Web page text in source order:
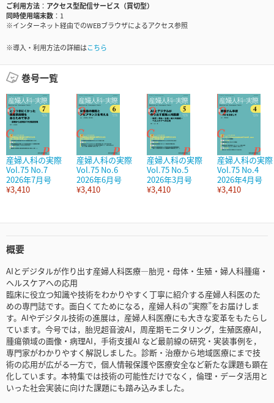
ご利用方法
アクセス型配信サービス（買切型）
同時使用端末数
1
※インターネット経由でのWEBブラウザによるアクセス参照
※導入・利用方法の詳細はこちら
巻号一覧
産婦人科の実際
Vol.75 No.7
2026年7月号
¥3,410
産婦人科の実際
Vol.75 No.6
2026年6月号
¥3,410
産婦人科の実際
Vol.75 No.5
2026年3月号
¥3,410
産婦人科の実際
Vol.75 No.4
2026年4月号
¥3,410
概要
AIとデジタルが作り出す産婦人科医療―胎児・母体・生殖・婦人科腫瘍・
ヘルスケアへの応用
臨床に役立つ知識や技術をわかりやすく丁寧に紹介する産婦人科医のた
めの専門誌です。面白くてためになる，産婦人科の“実際”をお届けしま
す。AIやデジタル技術の進展は，産婦人科医療にも大きな変革をもたらし
ています。今号では，胎児超音波AI，周産期モニタリング，生殖医療AI，
腫瘍領域の画像・病理AI，手術支援AI など最前線の研究・実装事例を，
専門家がわかりやすく解説しました。診断・治療から地域医療にまで技
術の応用が広がる一方で，個人情報保護や医療安全など新たな課題も顕在
化しています。本特集では技術の可能性だけでなく，倫理・データ活用と
いった社会実装に向けた課題にも踏み込みました。